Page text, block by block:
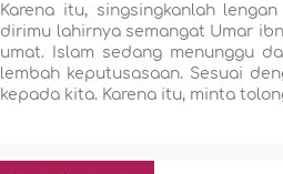
Karena itu, singsingkanlah
dirimu lahirnya semangat Umar
umat. Islam sedang menunggu
lembah keputusasaan. Sesuai
kepada kita. Karena itu, minta